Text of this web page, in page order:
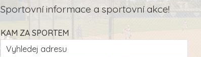
Sportovní informace a sportovní akce!
KAM ZA SPORTEM